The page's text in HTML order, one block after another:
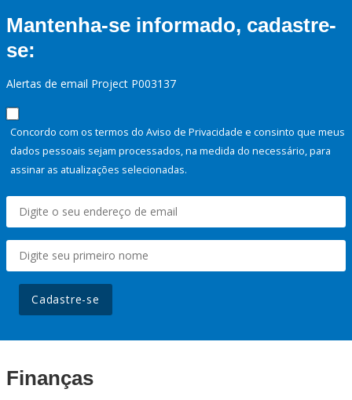
Mantenha-se informado, cadastre-
se:
Alertas de email Project P003137
Concordo com os termos do Aviso de Privacidade e consinto que meus
dados pessoais sejam processados, na medida do necessário, para
assinar as atualizações selecionadas.
Cadastre-se
Finanças